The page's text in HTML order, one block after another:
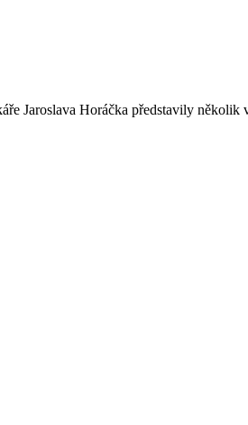
Jaroslava Horáčka představily několik